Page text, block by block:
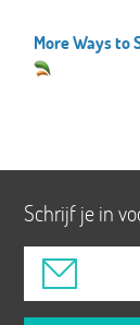
More Ways to
Schrijf je in